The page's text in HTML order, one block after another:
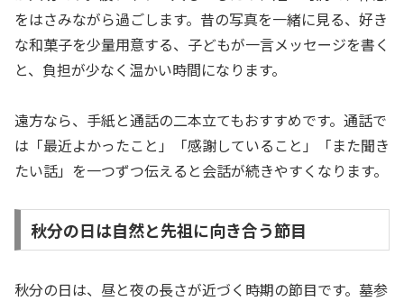
をはさみながら過ごします。昔の写真を一緒に見る、好き
な和菓子を少量用意する、子どもが一言メッセージを書く
と、負担が少なく温かい時間になります。
遠方なら、手紙と通話の二本立てもおすすめです。通話で
は「最近よかったこと」「感謝していること」「また聞き
たい話」を一つずつ伝えると会話が続きやすくなります。
秋分の日は自然と先祖に向き合う節目
秋分の日は、昼と夜の長さが近づく時期の節目です。墓参